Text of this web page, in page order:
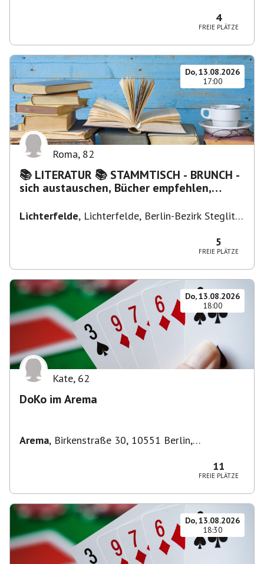
4
FREIE PLÄTZE
Do, 13.08.2026
17:00
Roma, 82
📚 LITERATUR 📚 STAMMTISCH - BRUNCH -
sich austauschen, Bücher empfehlen,
Lichterfelde, Lichterfelde, Berlin-Bezirk Steglitz-
5
FREIE PLÄTZE
Do, 13.08.2026
18:00
Kate, 62
DoKo im Arema
Arema, Birkenstraße 30, 10551 Berlin,
11
FREIE PLÄTZE
Do, 13.08.2026
18:30